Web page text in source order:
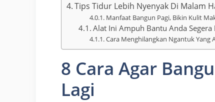
Tips Tidur Lebih Nyenyak Di Malam
Manfaat Bangun Pagi, Bikin Kulit
Alat Ini Ampuh Bantu Anda Segera
Cara Menghilangkan Ngantuk Yang
8 Cara Agar
Lagi